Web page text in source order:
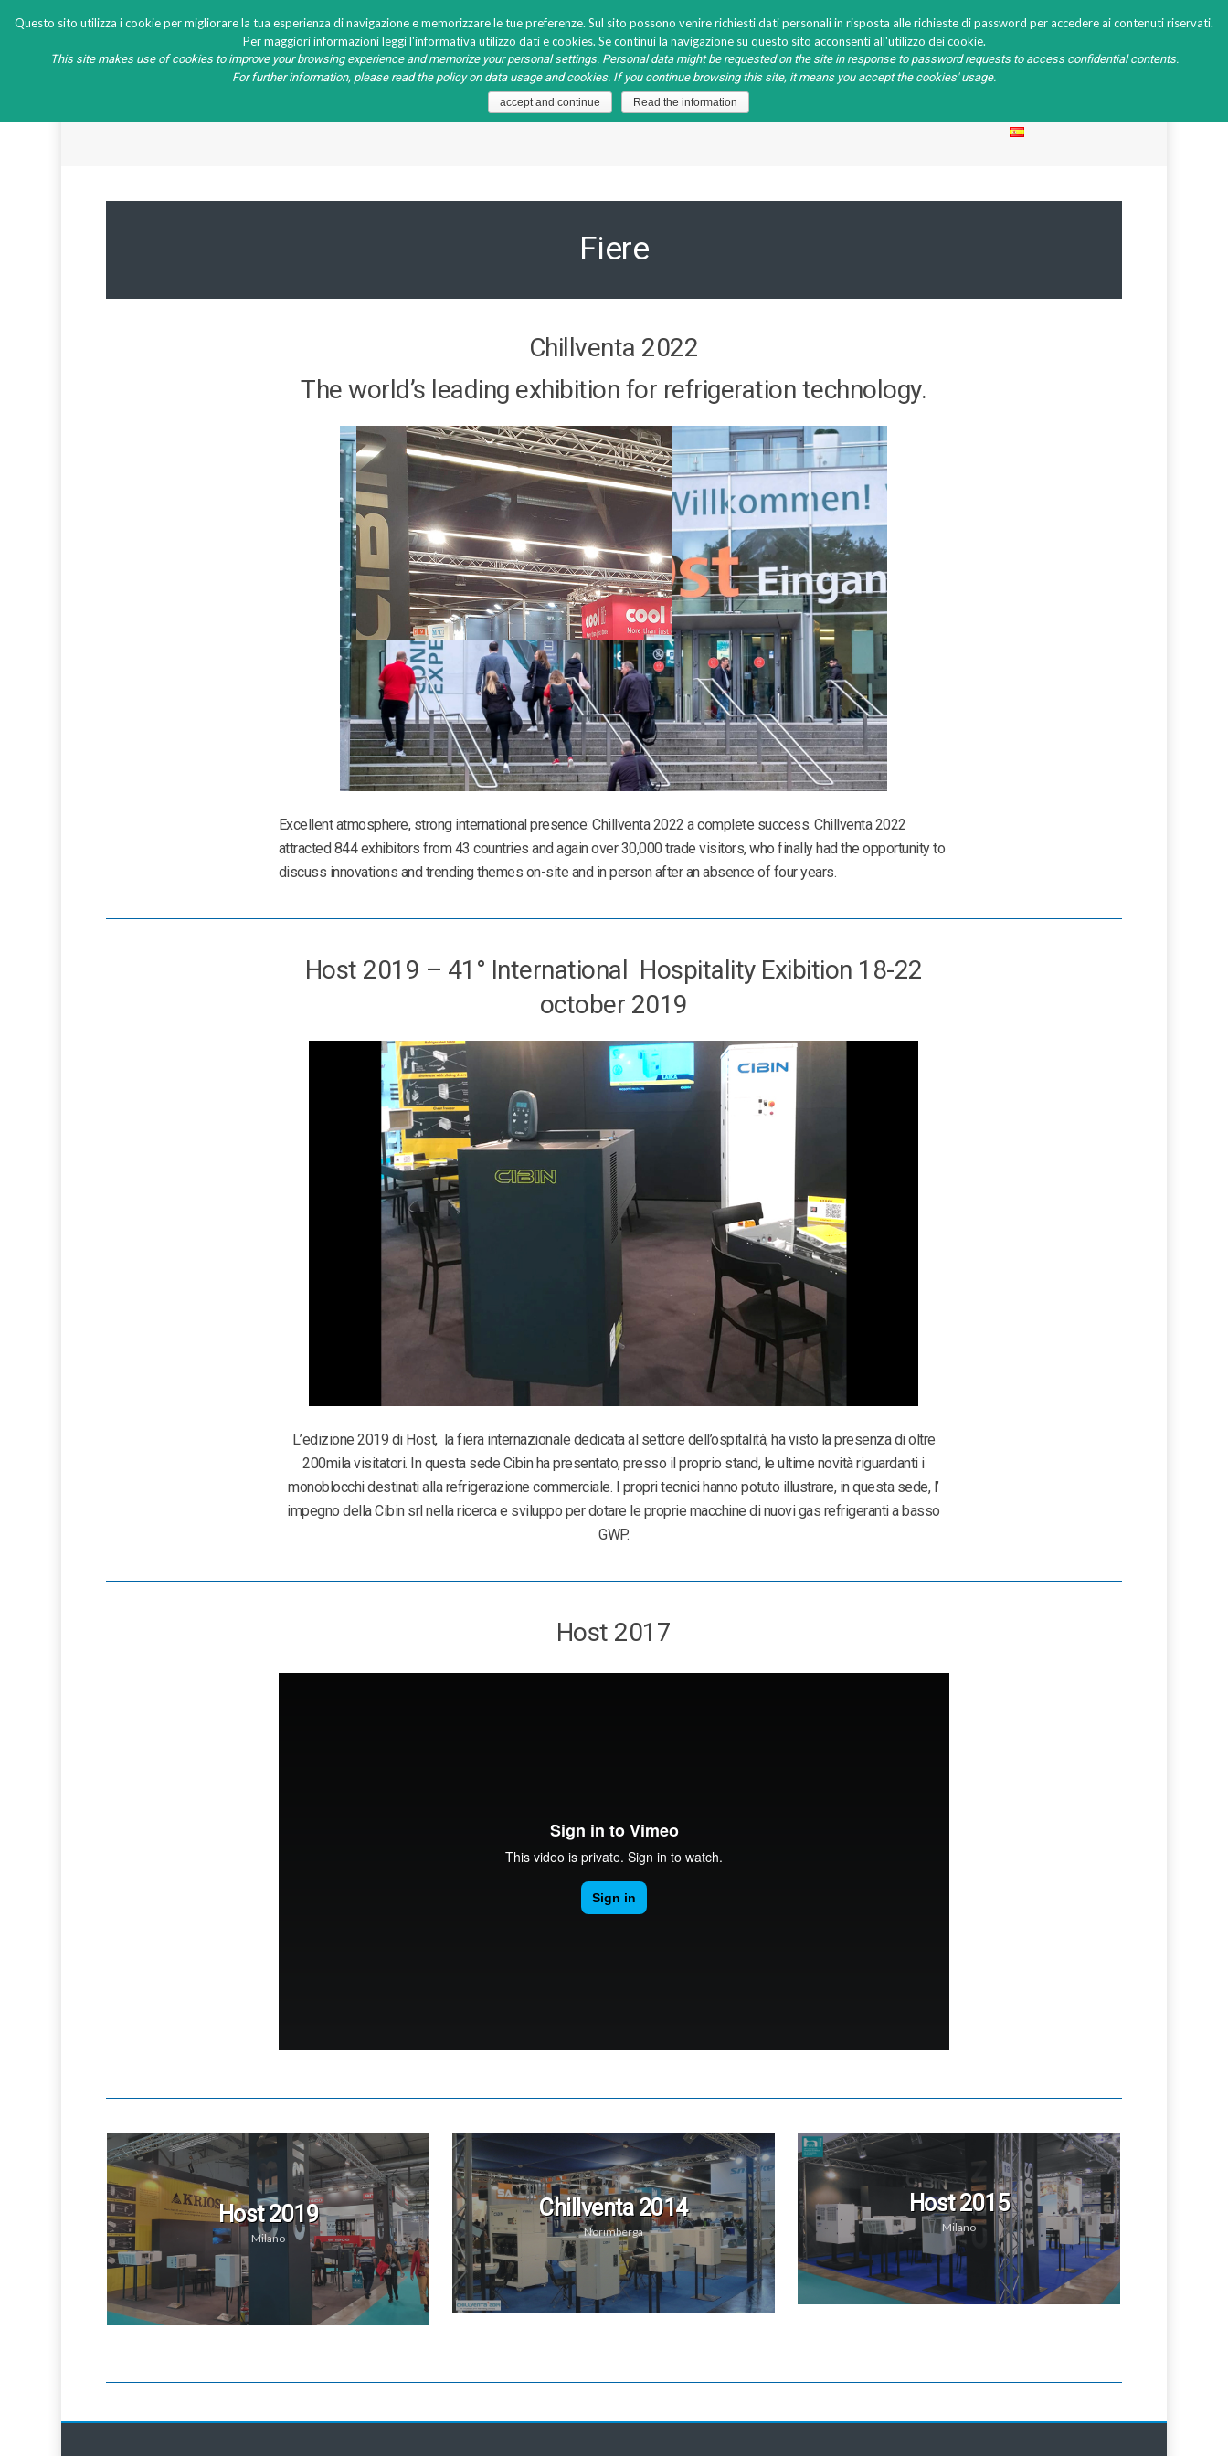
HO.RE.CA. GALLERY LAVORA CON NOI EVENTI
Fiere
Chillventa 2022
The world’s leading exhibition for refrigeration technology.
Excellent atmosphere, strong international presence: Chillventa 2022 a complete success. Chillventa 2022
attracted 844 exhibitors from 43 countries and again over 30,000 trade visitors, who finally had the opportunity to
discuss innovations and trending themes on-site and in person after an absence of four years.
Host 2019 – 41° International Hospitality Exibition 18-22
october 2019
L’edizione 2019 di Host, la fiera internazionale dedicata al settore dell’ospitalità, ha visto la presenza di oltre
200mila visitatori. In questa sede Cibin ha presentato, presso il proprio stand, le ultime novità riguardanti i
monoblocchi destinati alla refrigerazione commerciale. I propri tecnici hanno potuto illustrare, in questa sede, l’
impegno della Cibin srl nella ricerca e sviluppo per dotare le proprie macchine di nuovi gas refrigeranti a basso
GWP.
Host 2017
Host 2019
Milano
Chillventa 2014
Norimberga
Host 2015
Milano
Questo sito utilizza i cookie per migliorare la tua esperienza di navigazione e memorizzare le tue preferenze. Sul sito possono venire richiesti dati personali in risposta alle richieste di password per accedere ai contenuti riservati.
Per maggiori informazioni leggi l'informativa utilizzo dati e cookies. Se continui la navigazione su questo sito acconsenti all'utilizzo dei cookie.
This site makes use of cookies to improve your browsing experience and memorize your personal settings. Personal data might be requested on the site in response to password requests to access confidential contents.
For further information, please read the policy on data usage and cookies. If you continue browsing this site, it means you accept the cookies' usage.
accept and continue Read the information